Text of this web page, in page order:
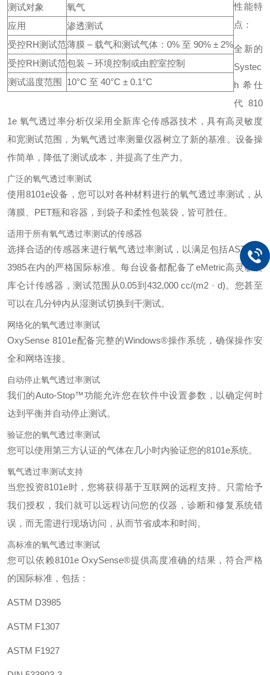
测试对象
氧气
应用
渗透测试
受控RH测试范薄膜 – 载气和测试气体：0% 至 90% ± 2%
受控RH测试范包装 – 环境控制或由腔室控制
测试温度范围
10°C 至 40°C ± 0.1°C
性能特
点：
全新的
Systec
h 希仕
代 810
1e 氧气透过率分析仪采用全新库仑传感器技术，具有高灵敏度
和宽测试范围，为氧气透过率测量仪器树立了新的基准。设备操
作简单，降低了测试成本，并提高了生产力。
广泛的氧气透过率测试
使用8101e设备，您可以对各种材料进行的氧气透过率测试，从
薄膜、PET瓶和容器，到袋子和柔性包装袋，皆可胜任。
适用于所有氧气透过率测试的传感器
选择合适的传感器来进行氧气透过率测试，以满足包括ASTM D
3985在内的严格国际标准。每台设备都配备了eMetric高灵敏度
库仑计传感器，测试范围从0.05到432,000 cc/(m2 · d)。您甚至
可以在几分钟内从湿测试切换到干测试。
网络化的氧气透过率测试
OxySense 8101e配备完整的Windows®操作系统，确保操作安
全和网络连接。
自动停止氧气透过率测试
我们的Auto-Stop™功能允许您在软件中设置参数，以确定何时
达到平衡并自动停止测试。
验证您的氧气透过率测试
您可以使用第三方认证的气体在几小时内验证您的8101e系统。
氧气透过率测试支持
当您投资8101e时，您将获得基于互联网的远程支持。只需给予
我们授权，我们就可以远程访问您的仪器，诊断和修复系统错
误，而无需进行现场访问，从而节省成本和时间。
高标准的氧气透过率测试
您可以依赖8101e OxySense®提供高度准确的结果，符合严格
的国际标准，包括：
ASTM D3985
ASTM F1307
ASTM F1927